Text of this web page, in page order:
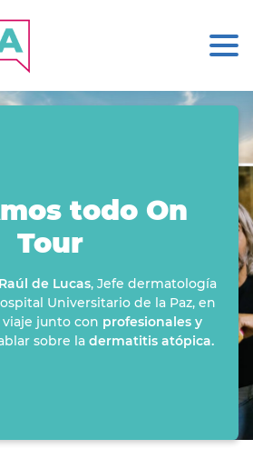
todo On
Tour
de Lucas, Jefe dermatología
Universitario de la Paz, en
junto con profesionales y
sobre la dermatitis atópica.